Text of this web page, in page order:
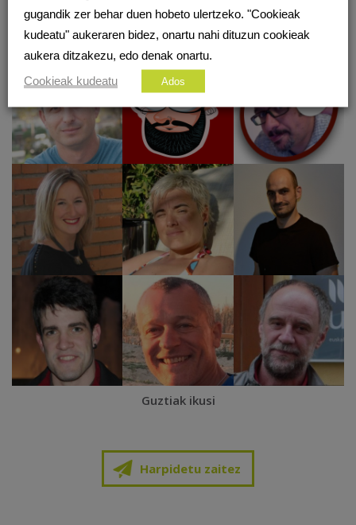
sarean.eus ingurune digitala musutruk beraien ezagutzak partekatu nahi
dituzten 50 kolaboratzaileei esker da posible
Guztiak ikusi
Harpidetu zaitez
gugandik zer behar duen hobeto ulertzeko. "Cookieak
kudeatu" aukeraren bidez, onartu nahi dituzun cookieak
aukera ditzakezu, edo denak onartu.
Cookieak kudeatu
Ados